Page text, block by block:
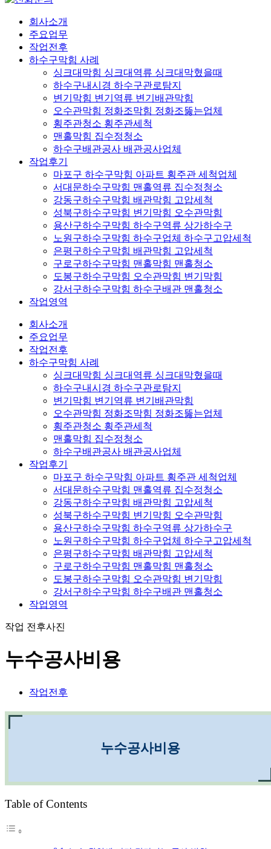
회사소개
주요업무
작업전후
하수구막힘 사례
싱크대막힘 싱크대역류 싱크대막혔을때
하수구내시경 하수구관로탐지
변기막힘 변기역류 변기배관막힘
오수관막힘 정화조막힘 정화조뚫는업체
횡주관청소 횡주관세척
맨홀막힘 집수정청소
하수구배관공사 배관공사업체
작업후기
마포구 하수구막힘 아파트 횡주관 세척업체
서대문하수구막힘 맨홀역류 집수정청소
강동구하수구막힘 배관막힘 고압세척
성북구하수구막힘 변기막힘 오수관막힘
용산구하수구막힘 하수구역류 상가하수구
노원구하수구막힘 하수구업체 하수구고압세척
은평구하수구막힘 배관막힘 고압세척
구로구하수구막힘 맨홀막힘 맨홀청소
도봉구하수구막힘 오수관막힘 변기막힘
강서구하수구막힘 하수구배관 맨홀청소
작업영역
회사소개
주요업무
작업전후
하수구막힘 사례
싱크대막힘 싱크대역류 싱크대막혔을때
하수구내시경 하수구관로탐지
변기막힘 변기역류 변기배관막힘
오수관막힘 정화조막힘 정화조뚫는업체
횡주관청소 횡주관세척
맨홀막힘 집수정청소
하수구배관공사 배관공사업체
작업후기
마포구 하수구막힘 아파트 횡주관 세척업체
서대문하수구막힘 맨홀역류 집수정청소
강동구하수구막힘 배관막힘 고압세척
성북구하수구막힘 변기막힘 오수관막힘
용산구하수구막힘 하수구역류 상가하수구
노원구하수구막힘 하수구업체 하수구고압세척
은평구하수구막힘 배관막힘 고압세척
구로구하수구막힘 맨홀막힘 맨홀청소
도봉구하수구막힘 오수관막힘 변기막힘
강서구하수구막힘 하수구배관 맨홀청소
작업영역
작업 전후사진
누수공사비용
작업전후
누수공사비용
Table of Contents